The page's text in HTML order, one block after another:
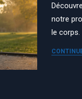
notre
le corps.